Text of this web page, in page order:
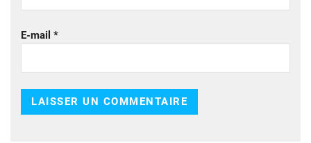
E-mail *